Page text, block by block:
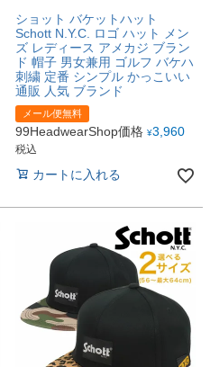
ショット バケットハット
Schott N.Y.C. ロゴ ハット メン
ズ レディース アメカジ ブラン
ド 帽子 男女兼用 ゴルフ バケハ
刺繍 定番 シンプル かっこいい
通販 人気 ブランド
メール便無料
99HeadwearShop価格 ¥3,960
税込
カートに入れる